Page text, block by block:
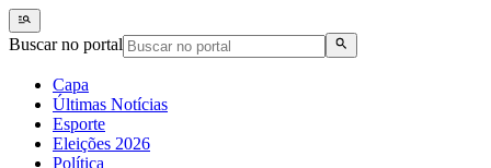
Buscar no portal
Capa
Últimas Notícias
Esporte
Eleições 2026
Política